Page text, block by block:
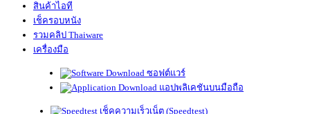
สินค้าไอที
เช็ครอบหนัง
รวมคลิป Thaiware
เครื่องมือ
ซอฟต์แวร์
แอปพลิเคชันบนมือถือ
เช็คความเร็วเน็ต (Speedtest)